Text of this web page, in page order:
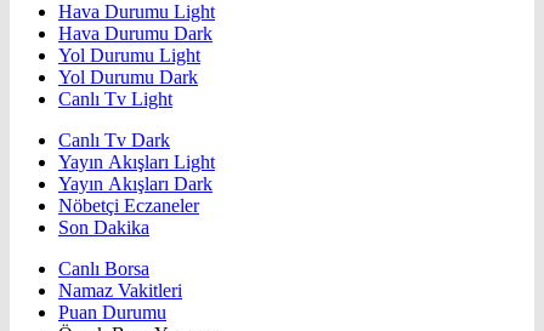
Hava Durumu Light
Hava Durumu Dark
Yol Durumu Light
Yol Durumu Dark
Canlı Tv Light
Canlı Tv Dark
Yayın Akışları Light
Yayın Akışları Dark
Nöbetçi Eczaneler
Son Dakika
Canlı Borsa
Namaz Vakitleri
Puan Durumu